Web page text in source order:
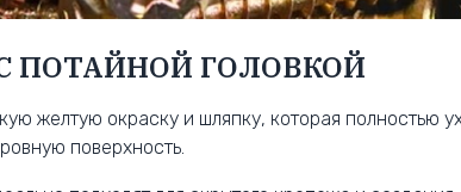
ПОТАЙНОЙ ГОЛОВКОЙ
желтую окраску и шляпку, которая полностью
поверхность.